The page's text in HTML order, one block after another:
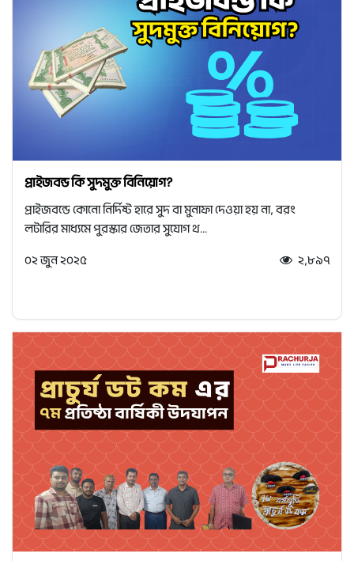
প্রাইজবন্ড কি সুদমুক্ত বিনিয়োগ?
প্রাইজবন্ডে কোনো নির্দিষ্ট হারে সুদ বা মুনাফা দেওয়া হয় না, বরং
লটারির মাধ্যমে পুরস্কার জেতার সুযোগ থ...
০২ জুন ২০২৫
২,৮৯৭